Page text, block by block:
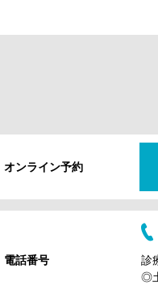
オンライン予約
電話番号
診
◎